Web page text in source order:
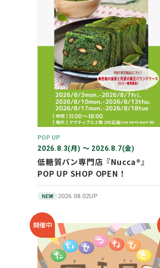
POP UP
2026.8.3(月) 〜 2026.8.7(金)
低糖質パン専門店『Nucca®』
POP UP SHOP OPEN！
NEW 2026.08.02UP
開催中